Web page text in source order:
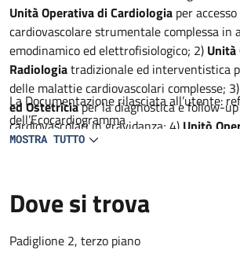
Unità Operativa di Cardiologia per
cardiovascolare strumentale complessa in
emodinamico ed elettrofisiologico; 2) Unità
Radiologiatradizionale ed interventistica
delle malattie cardiovascolari complesse; 3)
ed Ostetriciaper la diagnostica e follow-
cardiovascolari in gravidanza; 4) Unitò
per la diagnostica precoce delle
Unità semplice dipartimentale di
cardiovascolari in corso di malattie
La Documentazione rilasciata all’utente:
dell’Ecocardiogramma
MOSTRA TUTTO
Dove si trova
Padiglione 2, terzo piano